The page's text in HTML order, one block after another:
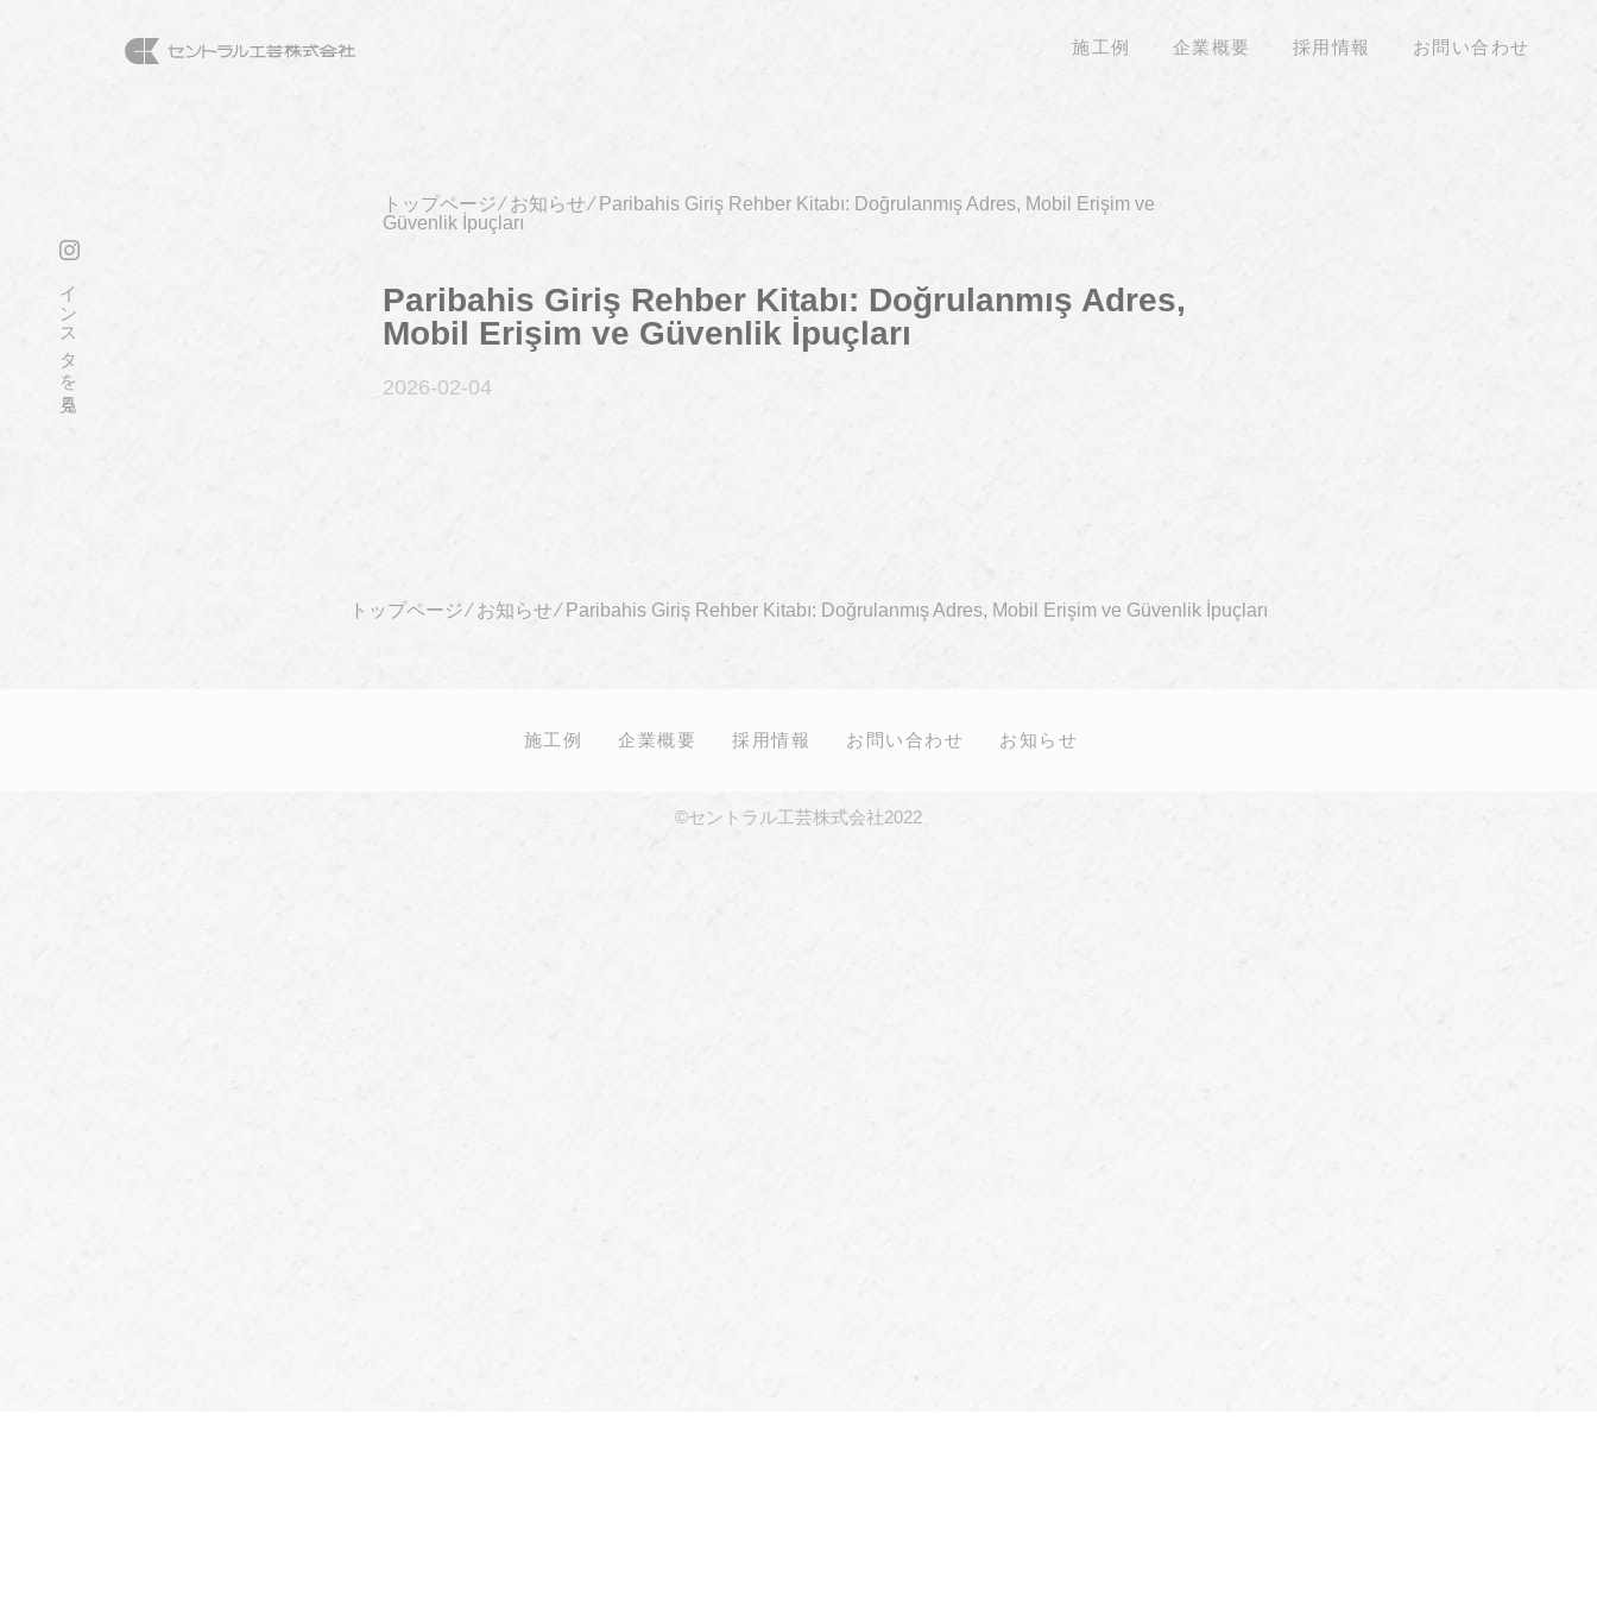
施工例 企業概要 採用情報 お問い合わせ
インスタを見る
トップページ⁄ お知らせ⁄ Paribahis Giriş Rehber Kitabı: Doğrulanmış Adres, Mobil Erişim ve
Güvenlik İpuçları
Paribahis Giriş Rehber Kitabı: Doğrulanmış Adres,
Mobil Erişim ve Güvenlik İpuçları
2026-02-04
トップページ⁄ お知らせ⁄ Paribahis Giriş Rehber Kitabı: Doğrulanmış Adres, Mobil Erişim ve Güvenlik İpuçları
施工例 企業概要 採用情報 お問い合わせ お知らせ
©セントラル工芸株式会社2022